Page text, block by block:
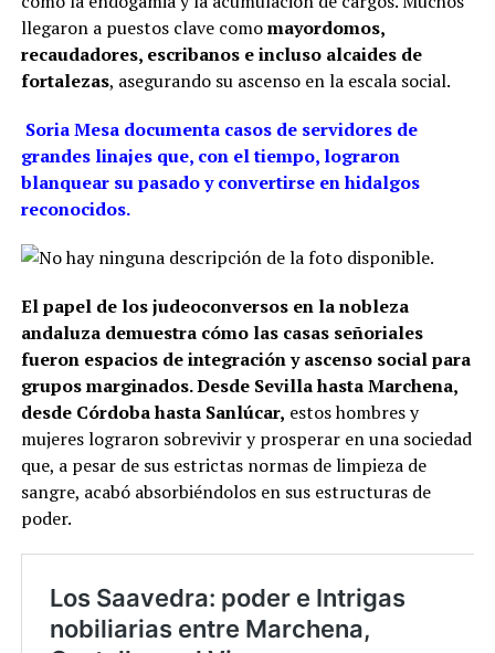
llegaron a puestos clave comomayordomos,
recaudadores, escribanos e incluso alcaides de
fortalezas, asegurando su ascenso en la escala social.
Soria Mesa documenta casos de servidores de
grandes linajes que, con el tiempo, lograron
blanquear su pasado y convertirse en hidalgos
reconocidos.
El papel de los judeoconversos en la nobleza
andaluza demuestra cómo las casas señoriales
fueron espacios de integración y ascenso social para
grupos marginados. Desde Sevilla hasta Marchena,
desde Córdoba hasta Sanlúcar, estos hombres y
mujeres lograron sobrevivir y prosperar en una sociedad
que, a pesar de sus estrictas normas de limpieza de
sangre, acabó absorbiéndolos en sus estructuras de
poder.